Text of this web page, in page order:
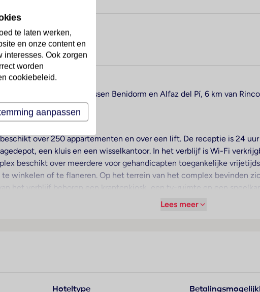
(een camping) ligt tussen Benidorm en Alfaz del Pí, 6 km van
strand El Albir.
over 250 appartementen en over een lift. De receptie is 24
een kluis en een wisselkantoor. In het verblijf is Wi-Fi
beschikt over meerdere voor gehandicapten toegankelijke
winkelen of te flaneren. Op het terrein van het complex bevinden
het verblijf behoren een krantenkiosk, een tv-ruimte en een
(tegen toeslag) parkeren. Onder de beschikbare
De kamers beschikken over een tweepersoonsbed of een
Lees meer
Hoteltype
te laten werken,
en onze content en
interesses. Ook zorgen
worden
cookiebeleid.
aanpassen